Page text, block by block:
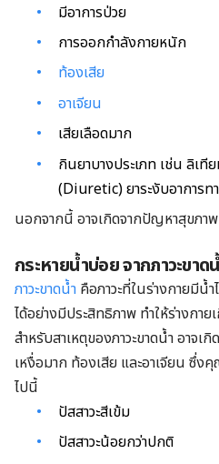
มีอาการป่วย
การออกกำลังกายหนัก
ท้องเสีย
อาเจียน
เสียเลือดมาก
กินยาบางประเภท เช่น ลิเ
(Diuretic) ยาระงับอาการท
นอกจากนี้ อาจเกิดจากปัญหาสุขภา
กระหายน้ำบ่อย จากภาวะขาด
ภาวะขาดน้ำ คือภาวะที่ในร่างกายมีน้
ได้อย่างมีประสิทธิภาพ ทำให้ร่างกาย
สำหรับสาเหตุของภาวะขาดน้ำ อาจเ
เหงื่อมาก ท้องเสีย และอาเจียน ซึ่ง
ไปนี้
ปัสสาวะสีเข้ม
ปัสสาวะน้อยกว่าปกติ